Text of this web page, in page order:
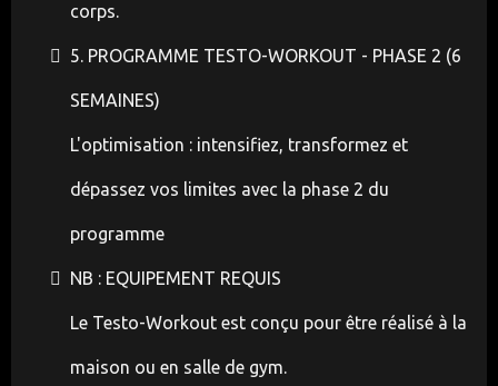
corps.
5. PROGRAMME TESTO-WORKOUT - PHASE 2 (6
SEMAINES)
L'optimisation : intensifiez, transformez et
dépassez vos limites avec la phase 2 du
programme
NB : EQUIPEMENT REQUIS
Le Testo-Workout est conçu pour être réalisé à la
maison ou en salle de gym.